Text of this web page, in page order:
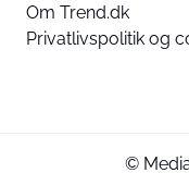
Om Trend.dk
Privatlivspolitik og
©